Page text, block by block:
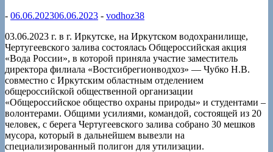
- 06.06.202306.06.2023 - vodhoz38
03.06.2023 г. в г. Иркутске, на Иркутском водохранилище,
Чертугеевского залива состоялась Общероссийская акция
«Вода России», в которой приняла участие заместитель
директора филиала «Востсибрегионводхоз» — Чубко Н.В.
совместно с Иркутским областным отделением
общероссийской общественной организации
«Общероссийское общество охраны природы» и студентами –
волонтерами. Общими усилиями, командой, состоящей из 20
человек, с берега Чертугеевского залива собрано 30 мешков
мусора, который в дальнейшем вывезли на
специализированный полигон для утилизации.